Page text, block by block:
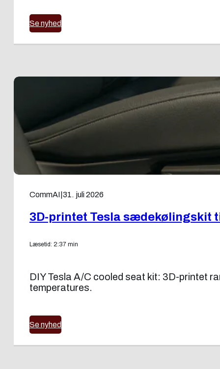
Se nyhed
CommAI 31. juli 2026
3D-printet Tesla sædekølingskit
Læsetid: 2:37 min
DIY Tesla A/C cooled seat kit: 3D-printet
temperatures.
Se nyhed